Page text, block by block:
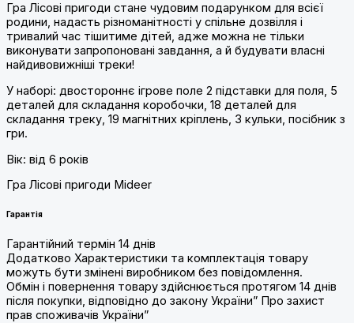
Гра Лісові пригоди стане чудовим подарунком для всієї
родини, надасть різноманітності у спільне дозвілля і
тривалий час тішитиме дітей, адже можна не тільки
виконувати запропоновані завдання, а й будувати власні
найдивовижніші треки!
У наборі: двостороннє ігрове поле 2 підставки для поля, 5
деталей для складання коробочки, 18 деталей для
складання треку, 19 магнітних кріплень, 3 кульки, посібник з
гри.
Вік: від 6 років
Гра Лісові пригоди Mideer
Гарантія
Гарантійний термін 14 днів
Додатково Характеристики та комплектація товару
можуть бути змінені виробником без повідомлення.
Обмін і повернення товару здійснюється протягом 14 днів
після покупки, відповідно до закону України” Про захист
прав споживачів України”